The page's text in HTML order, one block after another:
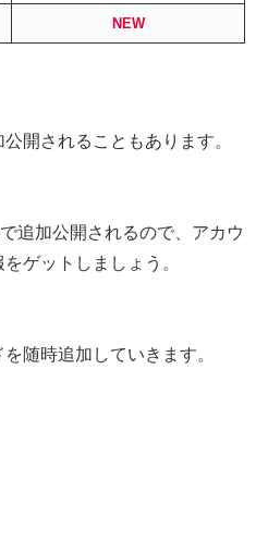
NEW
開されることもあります。
追加公開されるので、アカウ
ゲットしましょう。
随時追加していきます。